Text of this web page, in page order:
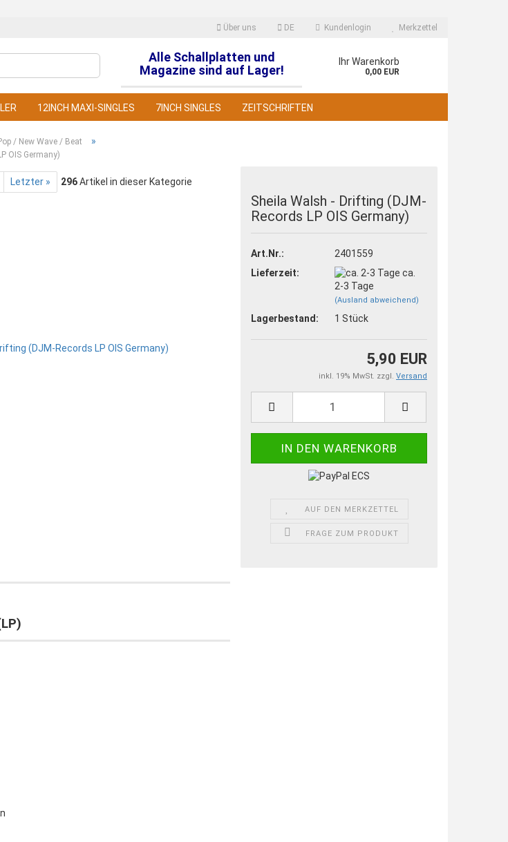
Über uns DE
Sprache auswählen
Kundenlogin Merkzettel
Alle Schallplatten und
Magazine sind auf Lager!
Ihr Warenkorb
0,00 EUR
12INCH MAXI-SINGLES 7INCH SINGLES ZEITSCHRIFTEN
/ New Wave / Beat »
OIS Germany)
Letzter » 296Artikel in dieser Kategorie
Sheila Walsh - Drifting (DJM-
Records LP OIS Germany)
Art.Nr.:
2401559
Lieferzeit:
ca.
2-3 Tage
(Ausland abweichend)
Lagerbestand: 1Stück
5,90 EUR
inkl. 19% MwSt. zzgl. Versand
AUF DEN MERKZETTEL
FRAGE ZUM PRODUKT